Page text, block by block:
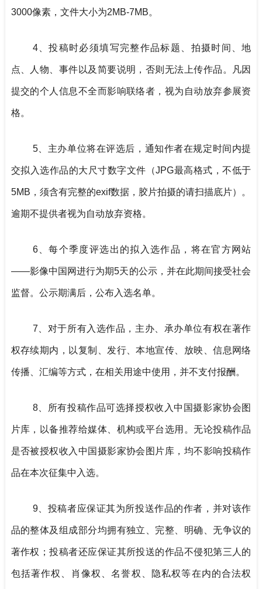
3000像素，文件大小为2MB-7MB。
4、投稿时必须填写完整作品标题、拍摄时间、地
点、人物、事件以及简要说明，否则无法上传作品。凡因
提交的个人信息不全而影响联络者，视为自动放弃参展资
格。
5、主办单位将在评选后，通知作者在规定时间内提
交拟入选作品的大尺寸数字文件（JPG最高格式，不低于
5MB，须含有完整的exif数据，胶片拍摄的请扫描底片）。
逾期不提供者视为自动放弃资格。
6、每个季度评选出的拟入选作品，将在官方网站
——影像中国网进行为期5天的公示，并在此期间接受社会
监督。公示期满后，公布入选名单。
7、对于所有入选作品，主办、承办单位有权在著作
权存续期内，以复制、发行、本地宣传、放映、信息网络
传播、汇编等方式，在相关用途中使用，并不支付报酬。
8、所有投稿作品可选择授权收入中国摄影家协会图
片库，以备推荐给媒体、机构或平台选用。无论投稿作品
是否被授权收入中国摄影家协会图片库，均不影响投稿作
品在本次征集中入选。
9、投稿者应保证其为所投送作品的作者，并对该作
品的整体及组成部分均拥有独立、完整、明确、无争议的
著作权；投稿者还应保证其所投送的作品不侵犯第三人的
包括著作权、肖像权、名誉权、隐私权等在内的合法权